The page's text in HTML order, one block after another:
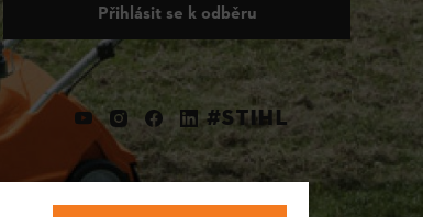
Přihlásit se k odběru
#STIHL